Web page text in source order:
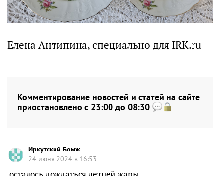
Елена Антипина, специально для IRK.ru
Комментирование новостей и статей на сайте
приостановлено с 23:00 до 08:30
Иркутский Бомж
24 июня 2024 в 16:53
осталось дождаться летней жары.